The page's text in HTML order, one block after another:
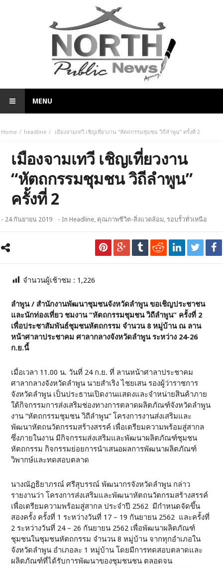
MENU
Home headline เมืองจามเทวี เชิญเที่ยวงาน “หัตถกรรมชุมชน วิถีลำพูน” ครั้งที่ 2
เมืองจามเทวี เชิญเที่ยวงาน
“หัตถกรรมชุมชน วิถีลำพูน”
ครั้งที่ 2
- 24 กันยายน 2019 - InHeadline, คุณภาพชีวิต-สิ่งแวดล้อม, รอบรั้วทั่วเหนือ
จำนวนผู้เช้าชม : 1,226
ลำพูน / สำนักงานพัฒนาชุมชนจังหวัดลำพูน ขอเชิญประชาชน
และนักท่องเที่ยว ชมงาน “หัตถกรรมชุมชน วิถีลำพูน” ครั้งที่ 2
เพื่อประชาสัมพันธ์ชุมชนหัตถกรรม จำนวน 8 หมู่บ้าน ณ ลาน
หน้าศาลาประชาคม ศาลากลางจังหวัดลำพูน ระหว่าง 24-26
ก.ย.นี้
เมื่อเวลา 11.00 น. วันที่ 24 ก.ย. ที่ ลานหน้าศาลาประชาคม
ศาลากลางจังหวัดลำพูน นายสำเริง ไชยเสน รองผู้ว่าราชการ
จังหวัดลำพูน เป็นประธานเปิดงานแสดงและจำหน่ายสินค้าภาย
ใต้กิจกรรมการส่งเสริมช่องทางการตลาดผลิตภัณฑ์จังหวัดลำพูน
งาน “หัตถกรรมชุมชน วิถีลำพูน” โครงการงานส่งเสริมและ
พัฒนาหัตถนวัตกรรมสร้างสรรค์ เพื่อเตรียมความพร้อมสู่สากล
ซึ่งภายในงาน มีกิจกรรมส่งเสริมและพัฒนาผลิตภัณฑ์ชุมชน
หัตถกรรม กิจกรรมย่อยการนำเสนอผลการพัฒนาผลิตภัณฑ์
วิพากษ์และทดสอบตลาด
นางณัฏธิยาภรณ์ ศรีสุบรรณ์ พัฒนากรจังหวัดลำพูน กล่าว
รายงานว่า โครงการส่งเสริมและพัฒนาหัตถนวัตกรมสร้างสรรค์
เพื่อเตรียมความพร้อมสู่สากล ประจำปี 2562 มีกำหนดจัดขึ้น
สองครั้ง ครั้งที่ 1 ระหว่างวันที่ 17 – 19 กันยายน 2562 และครั้งที่
2 ระหว่างวันที่ 24 – 26 กันยายน 2562 เพื่อพัฒนาผลิตภัณฑ์
ชุมชนในชุมชนหัตถกรรม จำนวน 8 หมู่บ้าน จากทุกอำเภอใน
จังหวัดลำพูน อำเภอละ 1 หมู่บ้าน โดยมีการทดสอบตลาดและ
ผลิตภัณฑ์ที่ได้รับการพัฒนาของชุมชนชน ตลอดจน